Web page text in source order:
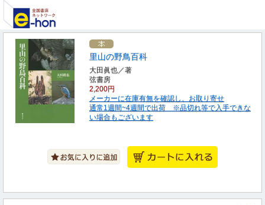
里山の野鳥百科
大田眞也／著
弦書房
2,200円
メーカーに在庫有無を確認し、お取り寄せ
通常1週間~4週間で出荷 ※品切れ等で入手できな
い場合もございます